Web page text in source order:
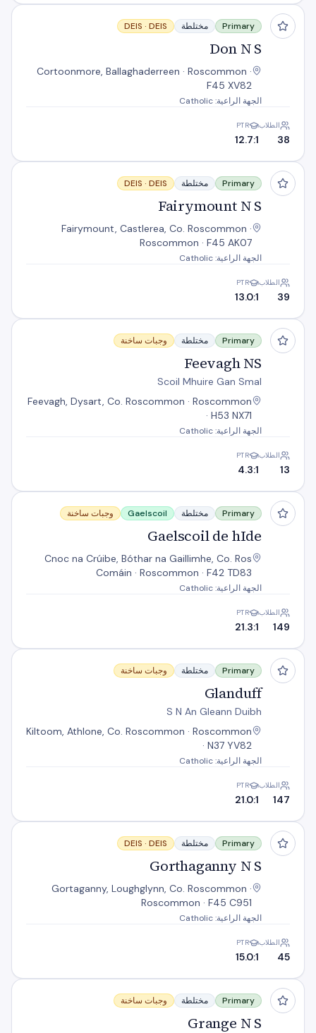
Don N S
Primary مختلطة DEIS · DEIS
Don N S
Cortoonmore, Ballaghaderreen · Roscommon ·
F45 XV82
الجهة الراعية: Catholic
الطلاب
38
PTR
12.7:1
Fairymount N S
Primary مختلطة DEIS · DEIS
Fairymount N S
Fairymount, Castlerea, Co. Roscommon ·
Roscommon · F45 AK07
الجهة الراعية: Catholic
الطلاب
39
PTR
13.0:1
Feevagh NS
Primary مختلطة وجبات ساخنة
Feevagh NS
Scoil Mhuire Gan Smal
Feevagh, Dysart, Co. Roscommon · Roscommon
· H53 NX71
الجهة الراعية: Catholic
الطلاب
13
PTR
4.3:1
Gaelscoil de hIde
Primary مختلطة Gaelscoil وجبات ساخنة
Gaelscoil de hIde
Cnoc na Crúibe, Bóthar na Gaillimhe, Co. Ros
Comáin · Roscommon · F42 TD83
الجهة الراعية: Catholic
الطلاب
149
PTR
21.3:1
Glanduff
Primary مختلطة وجبات ساخنة
Glanduff
S N An Gleann Duibh
Kiltoom, Athlone, Co. Roscommon · Roscommon
· N37 YV82
الجهة الراعية: Catholic
الطلاب
147
PTR
21.0:1
Gorthaganny N S
Primary مختلطة DEIS · DEIS
Gorthaganny N S
Gortaganny, Loughglynn, Co. Roscommon ·
Roscommon · F45 C951
الجهة الراعية: Catholic
الطلاب
45
PTR
15.0:1
Grange N S
Primary مختلطة وجبات ساخنة
Grange N S